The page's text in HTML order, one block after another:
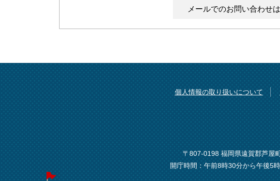
メールでのお問い合わせ
個人情報の取り扱いについて
〒807-0198 福岡県遠賀郡芦屋
開庁時間：午前8時30分から午後5